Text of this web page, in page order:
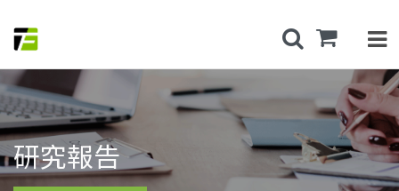
研究報告